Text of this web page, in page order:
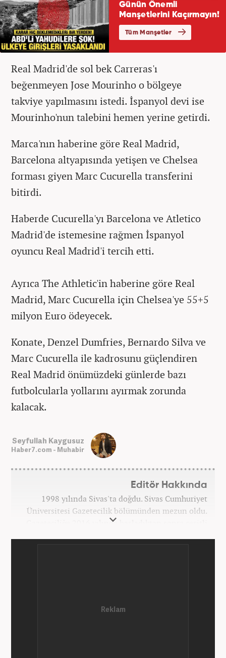
Real Madrid'de sol bek Carreras'ı
beğenmeyen Jose Mourinho o bölgeye
takviye yapılmasını istedi. İspanyol devi ise
Mourinho'nun talebini hemen yerine getirdi.
Marca'nın haberine göre Real Madrid,
Barcelona altyapısında yetişen ve Chelsea
forması giyen Marc Cucurella transferini
bitirdi.
Haberde Cucurella'yı Barcelona ve Atletico
Madrid'de istemesine rağmen İspanyol
oyuncu Real Madrid'i tercih etti.
Ayrıca The Athletic'in haberine göre Real
Madrid, Marc Cucurella için Chelsea'ye 55+5
milyon Euro ödeyecek.
Konate, Denzel Dumfries, Bernardo Silva ve
Marc Cucurella ile kadrosunu güçlendiren
Real Madrid önümüzdeki günlerde bazı
futbolcularla yollarını ayırmak zorunda
kalacak.
Seyfullah Kaygusuz
Haber7.com - Muhabir
Editör Hakkında
1998 yılında Sivas'ta doğdu. Sivas Cumhuriyet
Üniversitesi Gazetecilik bölümünden mezun oldu.
Gazeteciliğe 2016 yılında başladıktan sonra çeşitli